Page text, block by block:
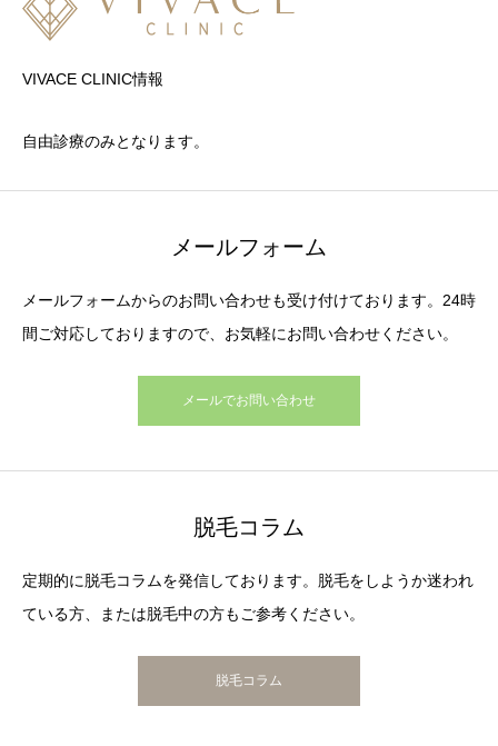
VIVACE CLINIC情報
自由診療のみとなります。
メールフォーム
メールフォームからのお問い合わせも受け付けております。24時
間ご対応しておりますので、お気軽にお問い合わせください。
メールでお問い合わせ
脱毛コラム
定期的に脱毛コラムを発信しております。脱毛をしようか迷われ
ている方、または脱毛中の方もご参考ください。
脱毛コラム